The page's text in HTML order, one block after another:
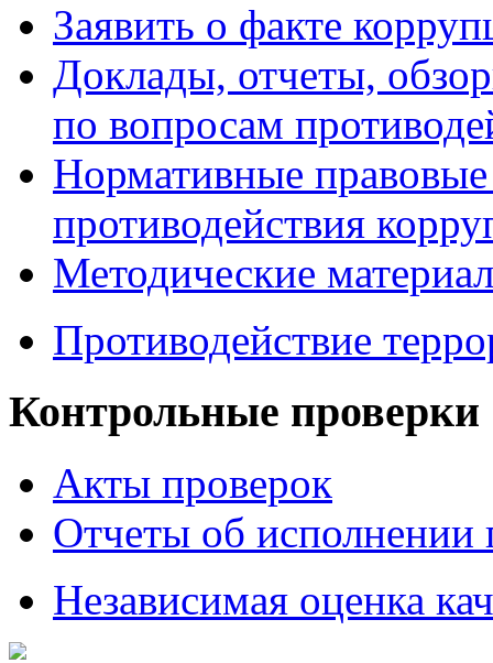
Заявить о факте
Доклады, отчеты,
по вопросам
Нормативные
противодействия
Методические
Противодействие
Контрольные проверки
Акты проверок
Отчеты об исполнении
Независимая оценка